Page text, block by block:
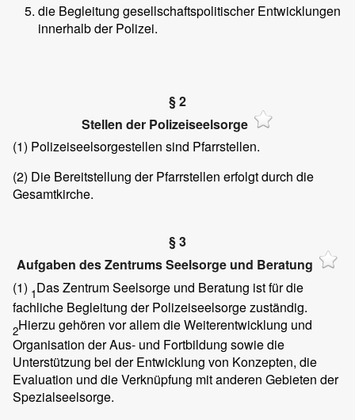
die Begleitung gesellschaftspolitischer Entwicklungen
innerhalb der Polizei.
§ 2
Stellen der Polizeiseelsorge
(1) Polizeiseelsorgestellen sind Pfarrstellen.
(2) Die Bereitstellung der Pfarrstellen erfolgt durch die
Gesamtkirche.
§ 3
Aufgaben des Zentrums Seelsorge und Beratung
(1) 1Das Zentrum Seelsorge und Beratung ist für die
fachliche Begleitung der Polizeiseelsorge zuständig.
2Hierzu gehören vor allem die Weiterentwicklung und
Organisation der Aus- und Fortbildung sowie die
Unterstützung bei der Entwicklung von Konzepten, die
Evaluation und die Verknüpfung mit anderen Gebieten der
Spezialseelsorge.